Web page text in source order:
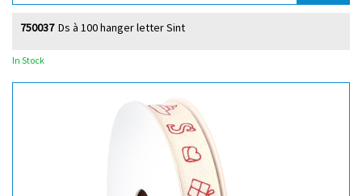
Ds à 100 hanger letter Sint
750037
In Stock